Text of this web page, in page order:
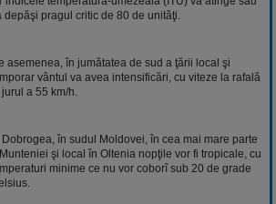
depăşi pragul critic de 80 de unităţi.
asemenea, în jumătatea de sud a ţării local şi
vântul va avea intensificări, cu viteze la rafală
a 55 km/h.
Dobrogea, în sudul Moldovei, în cea mai mare parte
şi local în Oltenia nopţile vor fi tropicale, cu
minime ce nu vor coborî sub 20 de grade